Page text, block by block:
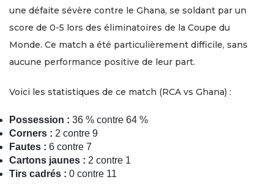
une défaite sévère contre le Ghana, se soldant par un
score de 0-5 lors des éliminatoires de la Coupe du
Monde. Ce match a été particulièrement difficile, sans
aucune performance positive de leur part.
Voici les statistiques de ce match (RCA vs Ghana) :
Possession : 36 % contre 64 %
Corners : 2 contre 9
Fautes : 6 contre 7
Cartons jaunes : 2 contre 1
Tirs cadrés : 0 contre 11